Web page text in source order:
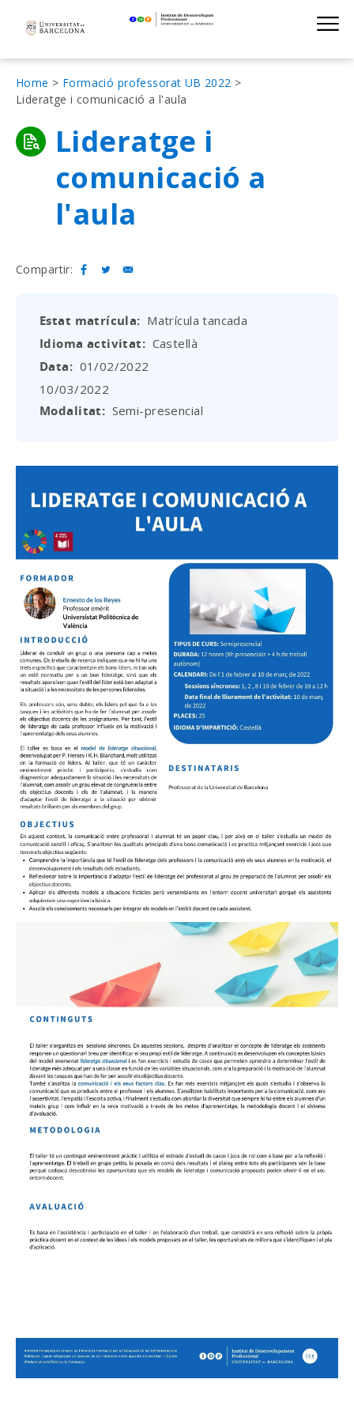
navigation
Institut de
Fil
d'Ariadna
Home
Formació professorat UB 2022
Lideratge i comunicació a l'aula
Lideratge i
comunicació a
l'aula
Compartir:
Estat matrícula Matrícula tancada
Idioma activitat Castellà
Data
01/02/2022
10/03/2022
Modalitat Semi-presencial